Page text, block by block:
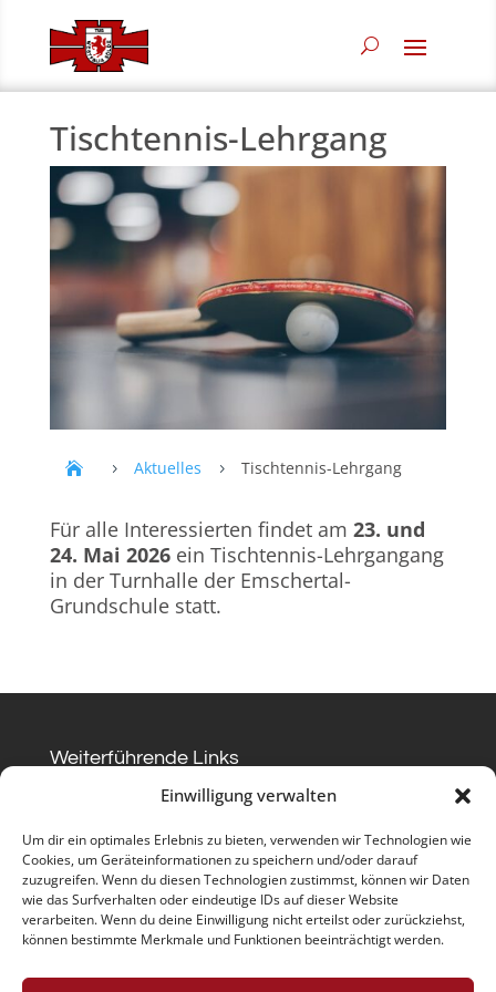
Einwilligung verwalten
Um dir ein optimales Erlebnis zu bieten, verwenden wir Technologien wie
Cookies, um Geräteinformationen zu speichern und/oder darauf
zuzugreifen. Wenn du diesen Technologien zustimmst, können wir Daten
wie das Surfverhalten oder eindeutige IDs auf dieser Website
verarbeiten. Wenn du deine Einwilligung nicht erteilst oder zurückziehst,
können bestimmte Merkmale und Funktionen beeinträchtigt werden.
Tischtennis-Lehrgang
5 Aktuelles 5 Tischtennis-Lehrgang
Für alle Interessierten findet am 23. und
24. Mai 2026ein Tischtennis-Lehrgangang
in der Turnhalle der Emschertal-
Grundschule statt.
Weiterführende Links
Impressum Kontakt
TUS Westfalia Sölde 1885/1911 e.V.
Vorsitzender : Martin Habig
Lichtendorfer Straße 44
44289 Dortmund